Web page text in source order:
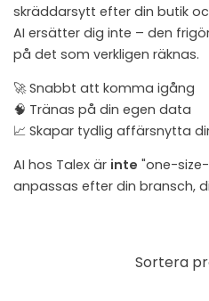
skräddarsytt efter din butik
AI ersätter dig inte – den
på det som verkligen räknas.
🚀 Snabbt att komma igång
🧠 Tränas på din egen data
📈 Skapar tydlig affärsnytta
AI hos Talex är inte "one-
anpassas efter din bransch,
Sortera